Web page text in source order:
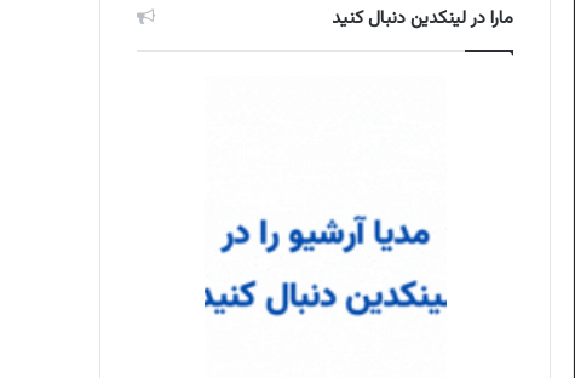
مارا در لینکدین دنبال کنید